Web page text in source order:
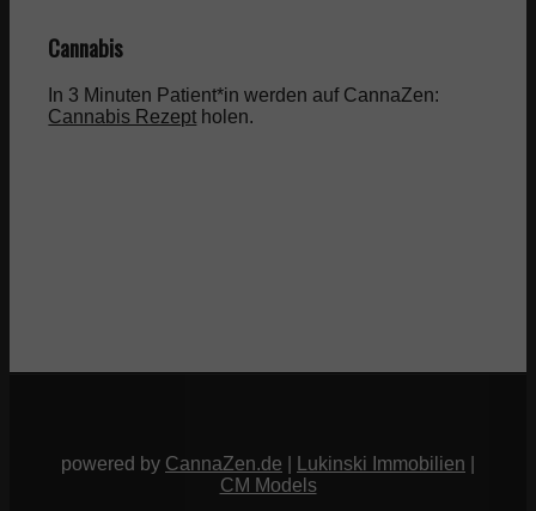
Cannabis
In 3 Minuten Patient*in werden auf CannaZen:
Cannabis Rezept holen.
powered by CannaZen.de Lukinski Immobilien
CM Models